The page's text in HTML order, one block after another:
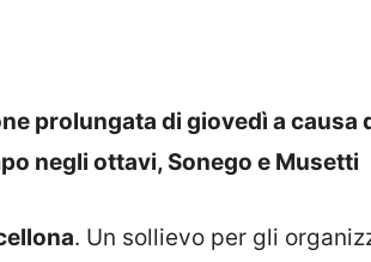
prolungata di giovedì a causa
negli ottavi, Sonego e Musetti
. Un sollievo per gli